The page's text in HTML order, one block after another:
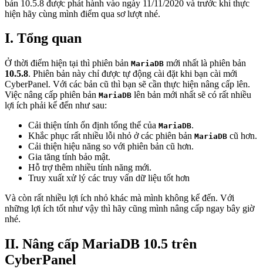
bản 10.5.8 được phát hành vào ngày 11/11/2020 và trước khi thực
hiện hãy cùng mình điểm qua sơ lượt nhé.
I. Tổng quan
Ở thời điểm hiện tại thì phiên bản MariaDB mới nhất là phiên bản
10.5.8. Phiên bản này chỉ được tự động cài đặt khi bạn cài mới
CyberPanel. Với các bản cũ thì bạn sẽ cần thực hiện nâng cấp lên.
Việc nâng cấp phiên bản MariaDB lên bản mới nhất sẽ có rất nhiều
lợi ích phải kể đến như sau:
Cải thiện tính ổn định tổng thể của MariaDB.
Khắc phục rất nhiều lỗi nhỏ ở các phiên bản MariaDB cũ hơn.
Cải thiện hiệu năng so với phiên bản cũ hơn.
Gia tăng tính bảo mật.
Hỗ trợ thêm nhiều tính năng mới.
Truy xuất xử lý các truy vấn dữ liệu tốt hơn
Và còn rất nhiều lợi ích nhỏ khác mà mình không kể đến. Với
những lợi ích tốt như vậy thì hãy cũng mình nâng cấp ngay bây giờ
nhé.
II. Nâng cấp MariaDB 10.5 trên
CyberPanel